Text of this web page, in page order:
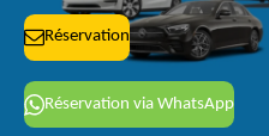
Réservation
Réservation via WhatsApp